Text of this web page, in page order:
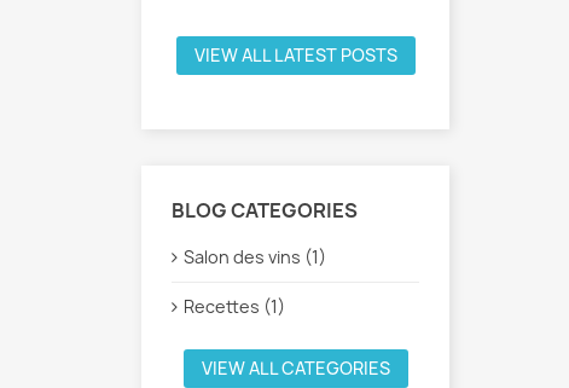
VIEW ALL LATEST POSTS
BLOG CATEGORIES
Salon des vins (1)
Recettes (1)
VIEW ALL CATEGORIES